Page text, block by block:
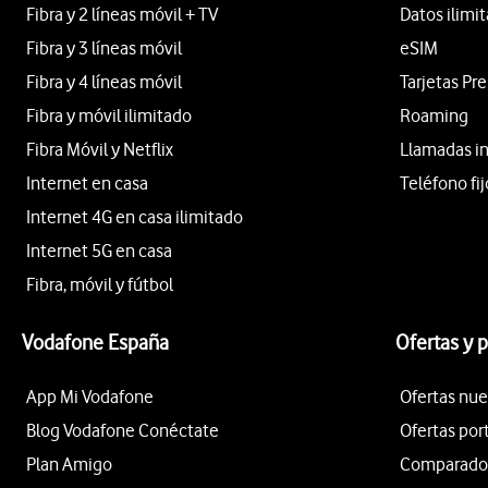
Fibra y 2 líneas móvil + TV
Fibra y 3 líneas móvil
Fibra y 4 líneas móvil
Fibra y móvil ilimitado
Fibra Móvil y Netflix
Internet en casa
Internet 4G en casa ilimitado
Internet 5G en casa
Fibra, móvil y fútbol
Datos
eSIM
Tarjetas
Roaming
Llamadas
Teléfono
Vodafone España
App Mi Vodafone
Blog Vodafone Conéctate
Plan Amigo
Ofertas y
Ofertas
Ofertas